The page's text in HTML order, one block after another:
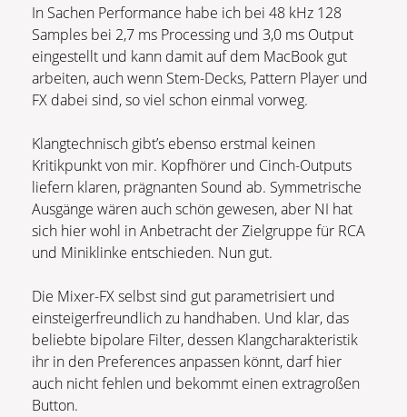
In Sachen Performance habe ich bei 48 kHz 128
Samples bei 2,7 ms Processing und 3,0 ms Output
eingestellt und kann damit auf dem MacBook gut
arbeiten, auch wenn Stem-Decks, Pattern Player und
FX dabei sind, so viel schon einmal vorweg.
Klangtechnisch gibt’s ebenso erstmal keinen
Kritikpunkt von mir. Kopfhörer und Cinch-Outputs
liefern klaren, prägnanten Sound ab. Symmetrische
Ausgänge wären auch schön gewesen, aber NI hat
sich hier wohl in Anbetracht der Zielgruppe für RCA
und Miniklinke entschieden. Nun gut.
Die Mixer-FX selbst sind gut parametrisiert und
einsteigerfreundlich zu handhaben. Und klar, das
beliebte bipolare Filter, dessen Klangcharakteristik
ihr in den Preferences anpassen könnt, darf hier
auch nicht fehlen und bekommt einen extragroßen
Button.